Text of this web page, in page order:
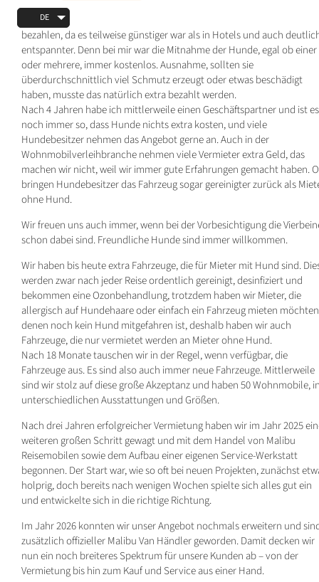
DE
bezahlen, da es teilweise günstiger war als in Hotels und auch
entspannter. Denn bei mir war die Mitnahme der Hunde, egal ob einer
oder mehrere, immer kostenlos. Ausnahme, sollten sie
überdurchschnittlich viel Schmutz erzeugt oder etwas beschädigt
haben, musste das natürlich extra bezahlt werden.
Nach 4 Jahren habe ich mittlerweile einen Geschäftspartner und ist es
noch immer so, dass Hunde nichts extra kosten, und viele
Hundebesitzer nehmen das Angebot gerne an. Auch in der
Wohnmobilverleihbranche nehmen viele Vermieter extra Geld, das
machen wir nicht, weil wir immer gute Erfahrungen gemacht haben.
bringen Hundebesitzer das Fahrzeug sogar gereinigter zurück als
ohne Hund.
Wir freuen uns auch immer, wenn bei der Vorbesichtigung die
schon dabei sind. Freundliche Hunde sind immer willkommen.
Wir haben bis heute extra Fahrzeuge, die für Mieter mit Hund sind.
werden zwar nach jeder Reise ordentlich gereinigt, desinfiziert und
bekommen eine Ozonbehandlung, trotzdem haben wir Mieter, die
allergisch auf Hundehaare oder einfach ein Fahrzeug mieten
denen noch kein Hund mitgefahren ist, deshalb haben wir auch
Fahrzeuge, die nur vermietet werden an Mieter ohne Hund.
Nach 18 Monate tauschen wir in der Regel, wenn verfügbar, die
Fahrzeuge aus. Es sind also auch immer neue Fahrzeuge. Mittlerweile
sind wir stolz auf diese große Akzeptanz und haben 50 Wohnmobile,
unterschiedlichen Ausstattungen und Größen.
Nach drei Jahren erfolgreicher Vermietung haben wir im Jahr 2025
weiteren großen Schritt gewagt und mit dem Handel von Malibu
Reisemobilen sowie dem Aufbau einer eigenen Service-Werkstatt
begonnen. Der Start war, wie so oft bei neuen Projekten, zunächst
holprig, doch bereits nach wenigen Wochen spielte sich alles gut ein
und entwickelte sich in die richtige Richtung.
Im Jahr 2026 konnten wir unser Angebot nochmals erweitern und
zusätzlich offizieller Malibu Van Händler geworden. Damit decken wir
nun ein noch breiteres Spektrum für unsere Kunden ab – von der
Vermietung bis hin zum Kauf und Service aus einer Hand.